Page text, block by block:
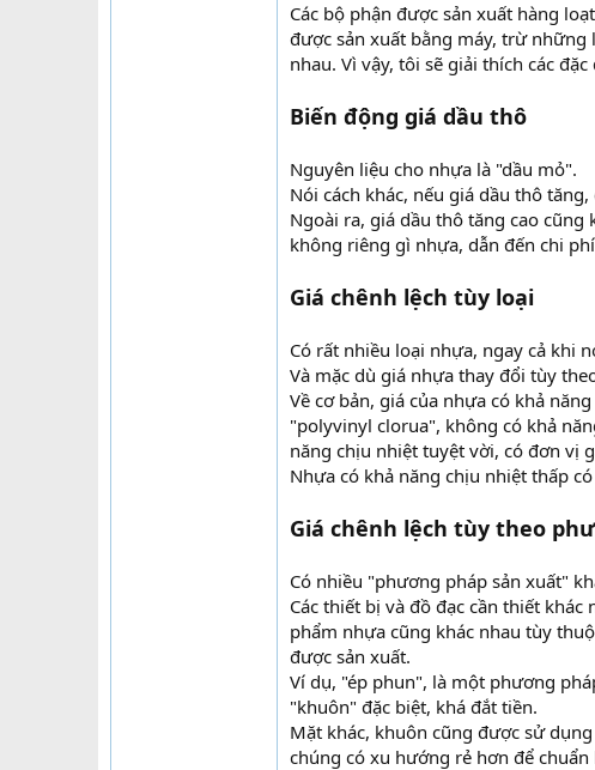
Các bộ phận được sản xuất hàng
được sản xuất bằng máy, trừ
nhau. Vì vậy, tôi sẽ giải thích các
Biến động giá dầu thô
Nguyên liệu cho nhựa là "dầu mỏ".
Nói cách khác, nếu giá dầu thô
Ngoài ra, giá dầu thô tăng cao cũng
không riêng gì nhựa, dẫn đến chi
Giá chênh lệch tùy loại
Có rất nhiều loại nhựa, ngay cả khi
Và mặc dù giá nhựa thay đổi tùy
Về cơ bản, giá của nhựa có khả
"polyvinyl clorua", không có khả
năng chịu nhiệt tuyệt vời, có đơn vị
Nhựa có khả năng chịu nhiệt thấp
Giá chênh lệch tùy theo
Có nhiều "phương pháp sản xuất"
Các thiết bị và đồ đạc cần thiết
phẩm nhựa cũng khác nhau tùy
được sản xuất.
Ví dụ, "ép phun", là một phương
"khuôn" đặc biệt, khá đắt tiền.
Mặt khác, khuôn cũng được sử
chúng có xu hướng rẻ hơn để